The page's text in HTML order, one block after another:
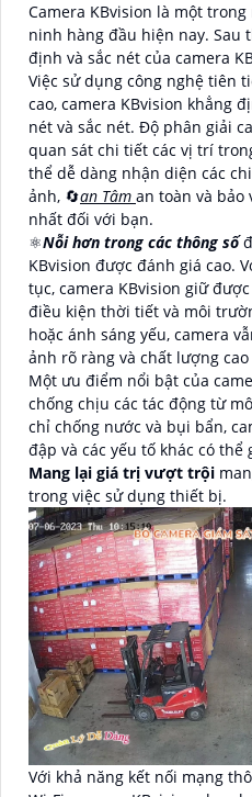
Camera KBvision là một
ninh hàng đầu hiện nay. Sau
định và sắc nét của camera
Việc sử dụng công nghệ tiên
cao, camera KBvision khẳng
nét và sắc nét. Độ phân giải
quan sát chi tiết các vị trí
thể dễ dàng nhận diện các
ảnh, 🔄an Tâm an toàn và
nhất đối với bạn.
⚛️Nỗi hơn trong các thông số
KBvision được đánh giá cao.
tục, camera KBvision giữ
điều kiện thời tiết và môi
hoặc ánh sáng yếu, camera
ảnh rõ ràng và chất lượng
Một ưu điểm nổi bật của
chống chịu các tác động từ
chỉ chống nước và bụi bẩn,
đập và các yếu tố khác có thể
Mang lại giá trị vượt trội
trong việc sử dụng thiết bị.
Với khả năng kết nối mạng